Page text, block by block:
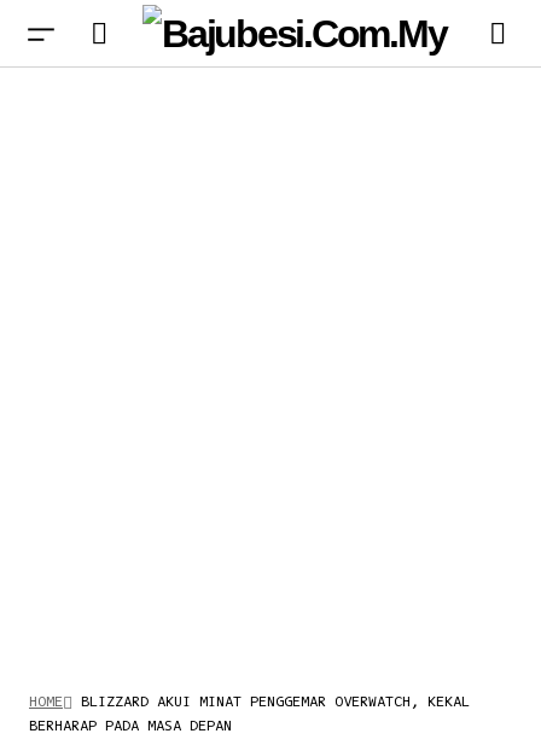
HOME
BLIZZARD AKUI MINAT PENGGEMAR OVERWATCH, KEKAL
BERHARAP PADA MASA DEPAN